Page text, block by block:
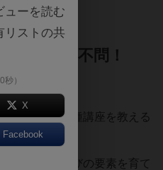
験は一切不問！
校生向けの各種講座を教える
って様々な学びの要素を育て
ューを読む
リストの共
）
X
Facebook